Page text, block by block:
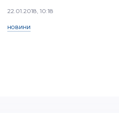
22.01.2018, 10:18
НОВИНИ